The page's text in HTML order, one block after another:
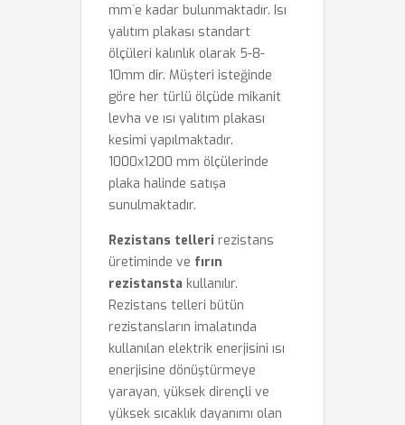
mm`e kadar bulunmaktadır. Isı
yalıtım plakası standart
ölçüleri kalınlık olarak 5-8-
10mm dir. Müşteri isteğinde
göre her türlü ölçüde mikanit
levha ve ısı yalıtım plakası
kesimi yapılmaktadır.
1000x1200 mm ölçülerinde
plaka halinde satışa
sunulmaktadır.
Rezistans telleri rezistans
üretiminde ve fırın
rezistansta kullanılır.
Rezistans telleri bütün
rezistansların imalatında
kullanılan elektrik enerjisini ısı
enerjisine dönüştürmeye
yarayan, yüksek dirençli ve
yüksek sıcaklık dayanımı olan